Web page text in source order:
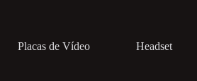
Placas de Vídeo Headset